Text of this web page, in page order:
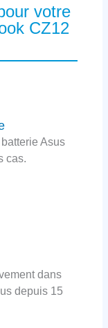
votre
CZ12
Asus
cas.
dans
depuis 15